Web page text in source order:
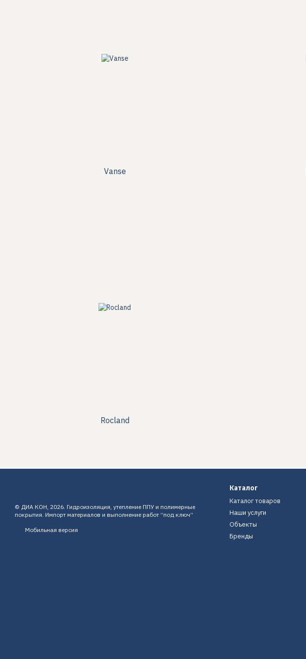
Vanse
Rocland
© ДИА КОН, 2026. Гидроизоляция, утепление ППУ и полимерные
покрытия. Импорт материалов и выполнение работ “под ключ”
Мобильная версия
Каталог
Каталог товаров
Наши услуги
Объекты
Бренды